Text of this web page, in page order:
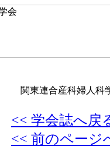
関東連合産科婦人科
<< 学会誌へ戻
<< 前のページ